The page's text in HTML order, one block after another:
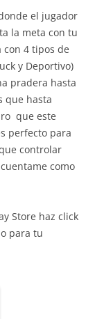
el jugador
la meta con tu
con 4 tipos de
y Deportivo)
pradera hasta
que hasta
que este
perfecto para
controlar
como
Store haz click
para tu